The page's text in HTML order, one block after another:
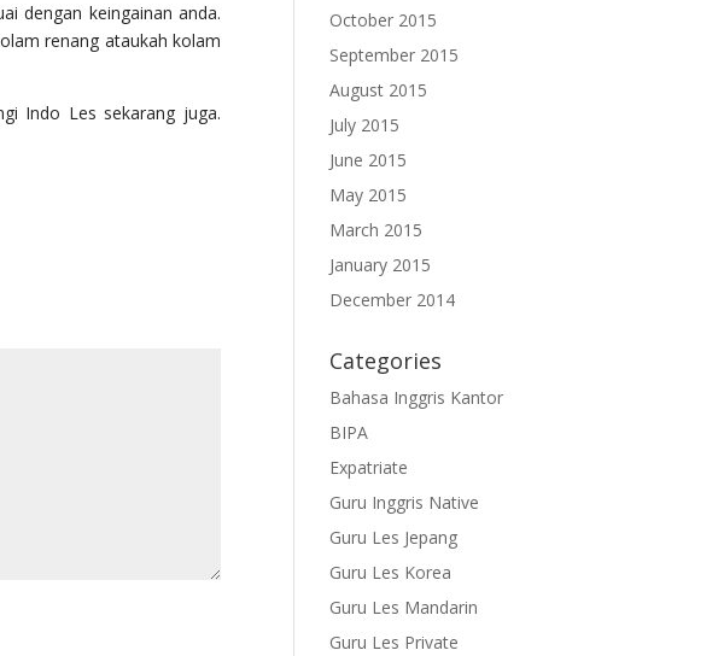
dengan keingainan anda.
renang ataukah kolam
Indo Les sekarang juga.
October 2015
September 2015
August 2015
July 2015
June 2015
May 2015
March 2015
January 2015
December 2014
Categories
Bahasa Inggris Kantor
BIPA
Expatriate
Guru Inggris Native
Guru Les Jepang
Guru Les Korea
Guru Les Mandarin
Guru Les Private